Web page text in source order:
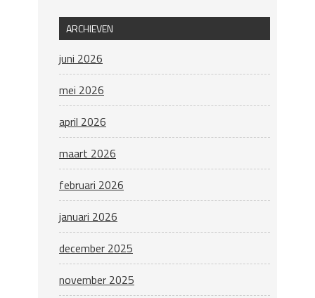
ARCHIEVEN
juni 2026
mei 2026
april 2026
maart 2026
februari 2026
januari 2026
december 2025
november 2025